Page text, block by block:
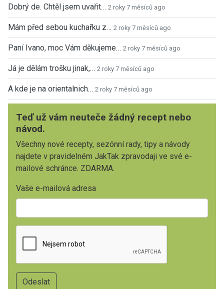
Dobrý de. Chtěl jsem uvařit… 2 roky 7 měsíců ago
Mám před sebou kuchařku z… 2 roky 7 měsíců ago
Paní Ivano, moc Vám děkujeme… 2 roky 7 měsíců ago
Já je dělám trošku jinak,… 2 roky 7 měsíců ago
A kde je na orientalnich… 2 roky 7 měsíců ago
Teď už vám neuteče žádný recept nebo
návod.
Všechny nové recepty, sezónní rady, tipy a návody
najdete v pravidelném JakTak zpravodaji ve své e-
mailové schránce. ZDARMA.
Vaše e-mailová adresa